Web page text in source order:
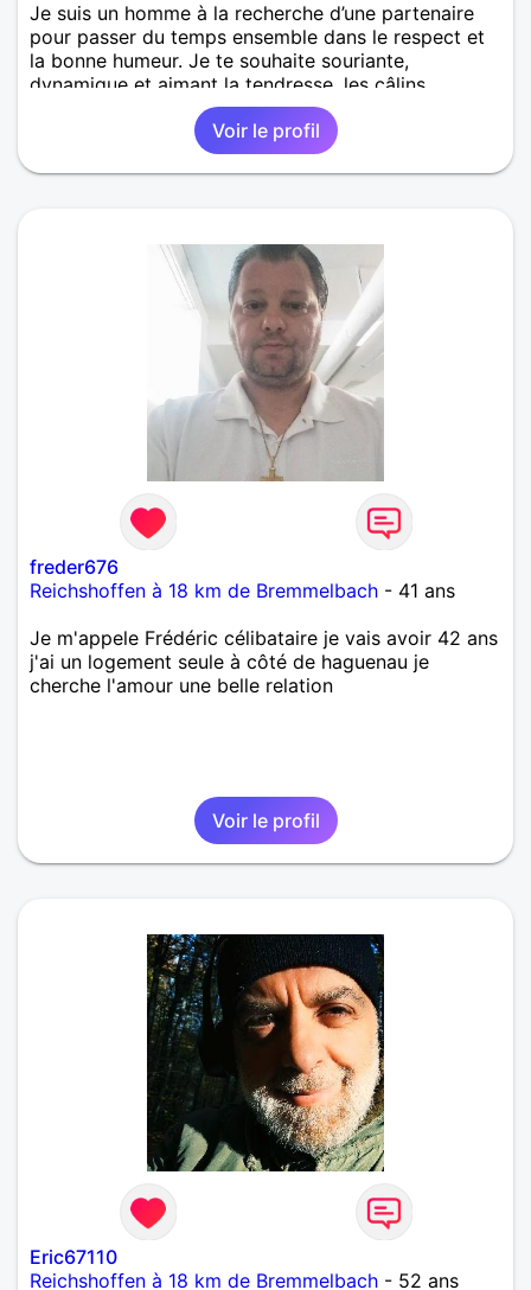
Je suis un homme à la recherche d’une partenaire
pour passer du temps ensemble dans le respect et
la bonne humeur. Je te souhaite souriante,
dynamique et aimant la tendresse, les câlins,
marcher main dans la main.
Voir le profil
freder676
Reichshoffen à 18 km de Bremmelbach - 41 ans
Je m'appele Frédéric célibataire je vais avoir 42 ans
j'ai un logement seule à côté de haguenau je
cherche l'amour une belle relation
Voir le profil
Eric67110
Reichshoffen à 18 km de Bremmelbach - 52 ans